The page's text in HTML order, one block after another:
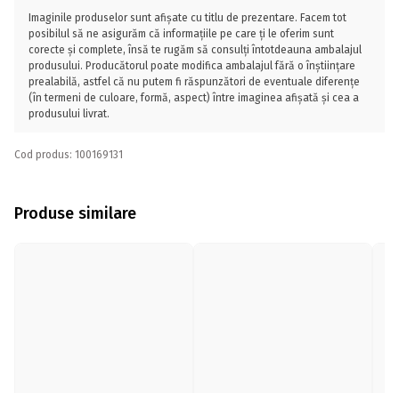
Imaginile produselor sunt afișate cu titlu de prezentare. Facem tot
posibilul să ne asigurăm că informațiile pe care ți le oferim sunt
corecte și complete, însă te rugăm să consulți întotdeauna ambalajul
produsului. Producătorul poate modifica ambalajul fără o înștiințare
prealabilă, astfel că nu putem fi răspunzători de eventuale diferențe
(în termeni de culoare, formă, aspect) între imaginea afișată și cea a
produsului livrat.
Cod produs: 100169131
Produse similare